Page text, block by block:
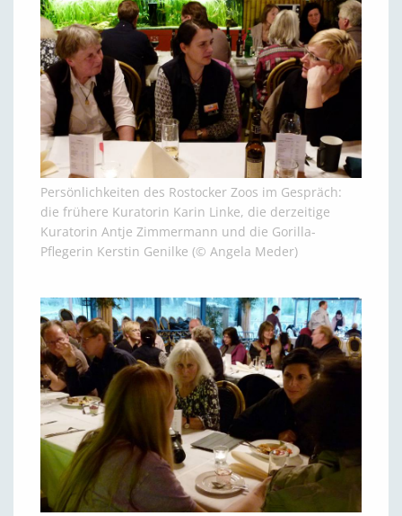
Persönlichkeiten des Rostocker Zoos im Gespräch:
die frühere Kuratorin Karin Linke, die derzeitige
Kuratorin Antje Zimmermann und die Gorilla-
Pflegerin Kerstin Genilke (© Angela Meder)